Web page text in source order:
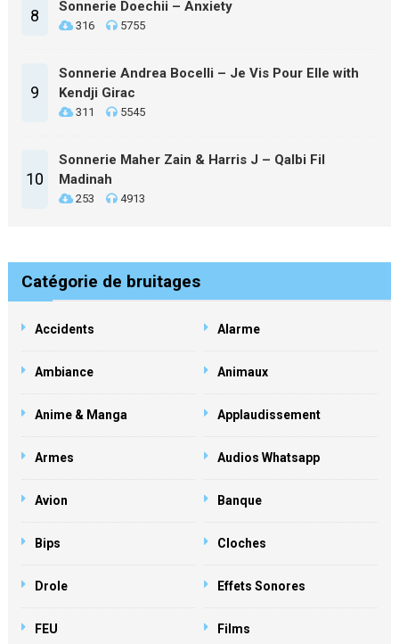
8 Sonnerie Doechii – Anxiety
316 5755
9
Sonnerie Andrea Bocelli – Je Vis Pour Elle with
Kendji Girac
311 5545
10
Sonnerie Maher Zain & Harris J – Qalbi Fil
Madinah
253 4913
Catégorie de bruitages
Accidents Alarme
Ambiance Animaux
Anime & Manga Applaudissement
Armes Audios Whatsapp
Avion Banque
Bips Cloches
Drole Effets Sonores
FEU Films